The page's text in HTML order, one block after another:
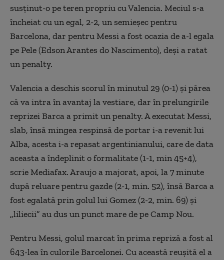
susținut-o pe teren propriu cu Valencia. Meciul s-a
încheiat cu un egal, 2-2, un semieșec pentru
Barcelona, dar pentru Messi a fost ocazia de a-l egala
pe Pele (Edson Arantes do Nascimento), deși a ratat
un penalty.
Valencia a deschis scorul în minutul 29 (0-1) și părea
că va intra în avantaj la vestiare, dar în prelungirile
reprizei Barca a primit un penalty. A executat Messi,
slab, însă mingea respinsă de portar i-a revenit lui
Alba, acesta i-a repasat argentinianului, care de data
aceasta a îndeplinit o formalitate (1-1, min 45+4),
scrie Mediafax. Araujo a majorat, apoi, la 7 minute
după reluare pentru gazde (2-1, min. 52), însă Barca a
fost egalată prin golul lui Gomez (2-2, min. 69) și
„liliecii” au dus un punct mare de pe Camp Nou.
Pentru Messi, golul marcat în prima repriză a fost al
643-lea în culorile Barcelonei. Cu această reușită el a